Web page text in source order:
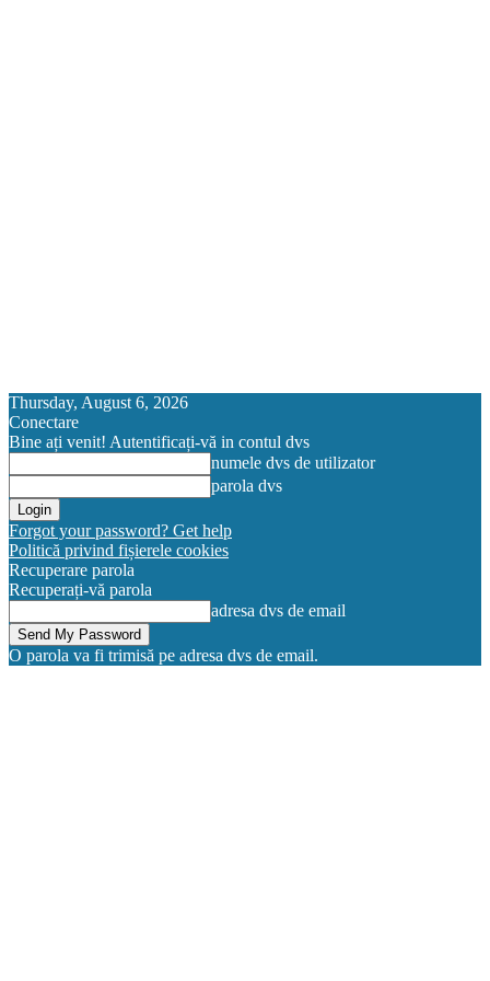
Thursday, August 6, 2026
Conectare
Bine ați venit! Autentificați-vă in contul dvs
numele dvs de utilizator
parola dvs
Forgot your password? Get help
Politică privind fișierele cookies
Recuperare parola
Recuperați-vă parola
adresa dvs de email
O parola va fi trimisă pe adresa dvs de email.